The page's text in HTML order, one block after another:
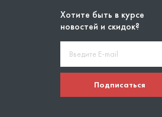
Хотите быть в курсе
новостей и скидок?
Подписаться